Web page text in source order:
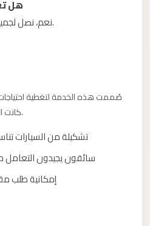
هل
نعم، نصل لجميع مناطق البحر الأحمر الجنوبية.
صُممت هذه الخدمة لتغطية
كانت الرحلة قصيرة أو طويلة المسافة.
تشكيلة من السيارات
سائقون يجيدون التعامل
إمكانية طلب